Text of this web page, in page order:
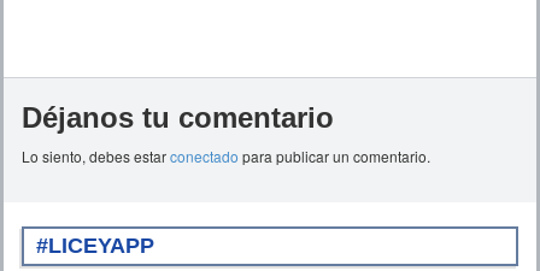
Déjanos tu comentario
Lo siento, debes estarconectado para publicar un comentario.
#LICEYAPP